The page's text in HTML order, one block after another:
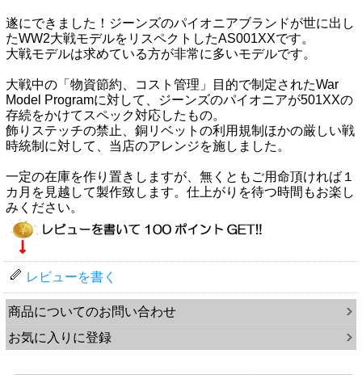
遂にできました！ジーンズのパイオニアブランドが世に出し
たWW2大戦モデルをリスペクトしたAS001XXです。
大戦モデルは求めている方が非常に多いモデルです。
大戦中の「物資節約、コスト管理」目的で制定されたWar
Model Programに対して、ジーンズのパイオニアが501XXの
存続をかけてスペック対応したもの。
飾りステッチの禁止、銅リベットの利用規制ほかの厳しい戦
時統制に対して、当店のアレンジを施しました。
一定の在庫を作り置きしますが、無くともご用命頂ければ１
カ月を見越して製作致します。仕上がりを待つ時間もお楽し
みください。
レビューを書く
商品についてのお問い合わせ
お気に入りに登録